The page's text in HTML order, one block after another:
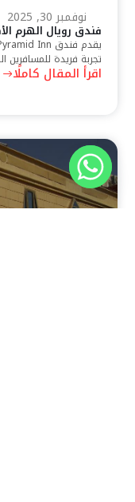
نوفمبر 30, 2025
فندق رويال الهرم
تجربة فريدة للمسافرين
اقرأ المقال كاملًا